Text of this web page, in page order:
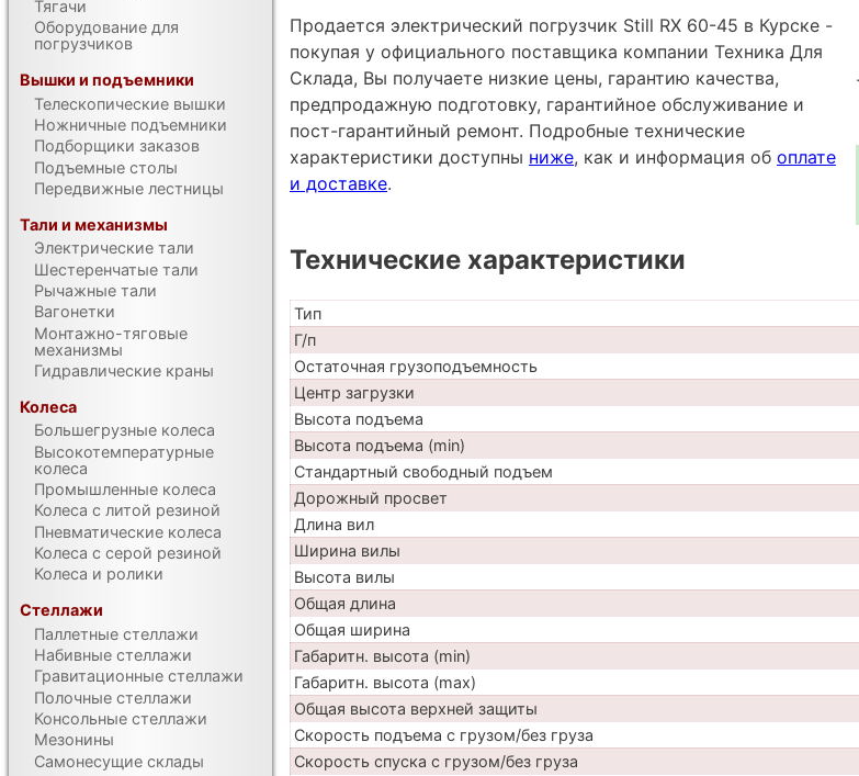
Продается электрический погрузчик Still RX 60-45 в Курске -
покупая у официального поставщика компании Техника Для
Склада, Вы получаете низкие цены, гарантию качества,
предпродажную подготовку, гарантийное обслуживание и
пост-гарантийный ремонт. Подробные технические
характеристики доступны ниже, как и информация об оплате
и доставке.
Технические характеристики
Тип
Г/п
Остаточная грузоподъемность
Центр загрузки
Высота подъема
Высота подъема (min)
Стандартный свободный подъем
Дорожный просвет
Длина вил
Ширина вилы
Высота вилы
Общая длина
Общая ширина
Габаритн. высота (min)
Габаритн. высота (max)
Общая высота верхней защиты
Скорость подъема с грузом/без груза
Скорость спуска с грузом/без груза
Тягачи
Оборудование для
погрузчиков
Вышки и подъемники
Телескопические вышки
Ножничные подъемники
Подборщики заказов
Подъемные столы
Передвижные лестницы
Тали и механизмы
Электрические тали
Шестеренчатые тали
Рычажные тали
Вагонетки
Монтажно-тяговые
механизмы
Гидравлические краны
Колеса
Большегрузные колеса
Высокотемпературные
колеса
Промышленные колеса
Колеса с литой резиной
Пневматические колеса
Колеса с серой резиной
Колеса и ролики
Стеллажи
Паллетные стеллажи
Набивные стеллажи
Гравитационные стеллажи
Полочные стеллажи
Консольные стеллажи
Мезонины
Самонесущие склады